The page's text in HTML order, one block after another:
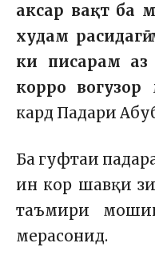
аксар вақт ба
худам
ки писарам аз
корро вогузор
кард Падари
Ба гуфтаи
ин кор шавқи
таъмири
мерасонид.